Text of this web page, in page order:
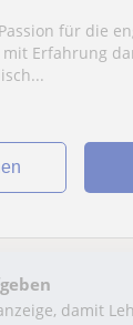
für die
Erfahrung
damit